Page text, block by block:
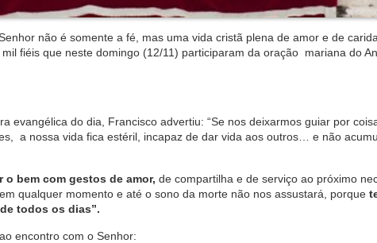
não é somente a fé, mas uma vida cristã plena de amor e de
fiéis que neste domingo (12/11) participaram da oração mariana do
evangélica do dia, Francisco advertiu: “Se nos deixarmos guiar por
a nossa vida fica estéril, incapaz de dar vida aos outros… e não
bem com gestos de amor, de compartilha e de serviço ao próximo
qualquer momento e até o sono da morte não nos assustará, porque
todos os dias”.
encontro com o Senhor: